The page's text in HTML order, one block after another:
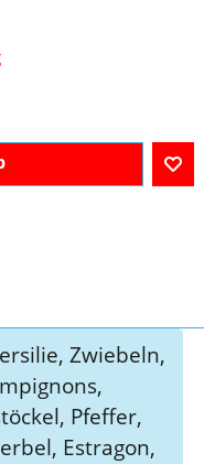
Zwiebeln,
Pfeffer,
Estragon,